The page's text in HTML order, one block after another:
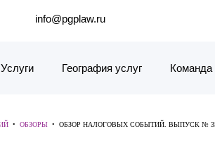
info@pgplaw.ru
Услуги География услуг Команда
• ОБЗОРЫ • ОБЗОР НАЛОГОВЫХ СОБЫТИЙ. ВЫПУСК № 35